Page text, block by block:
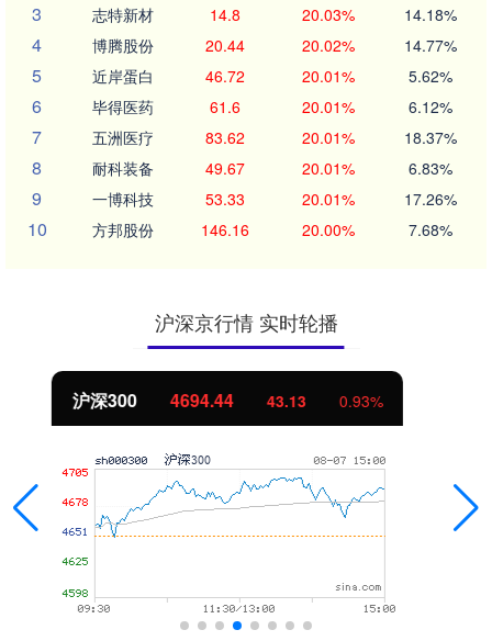
3 志特新材 14.8 20.03% 14.18%
4 博腾股份 20.44 20.02% 14.77%
5 近岸蛋白 46.72 20.01% 5.62%
6 毕得医药 61.6 20.01% 6.12%
7 五洲医疗 83.62 20.01% 18.37%
8 耐科装备 49.67 20.01% 6.83%
9 一博科技 53.33 20.01% 17.26%
10 方邦股份 146.16 20.00% 7.68%
沪深京行情 实时轮播
北证50 1134.24 11.37 1.01%